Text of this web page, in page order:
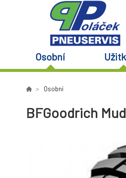
Osobní
Osobní
BFGoodrich Mud